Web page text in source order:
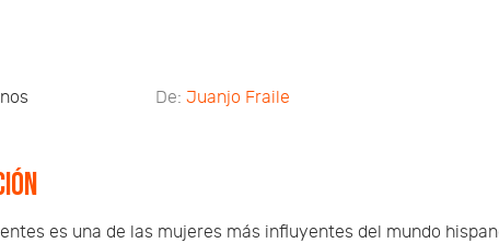
De: Juanjo Fraile
es una de las mujeres más influyentes del mundo